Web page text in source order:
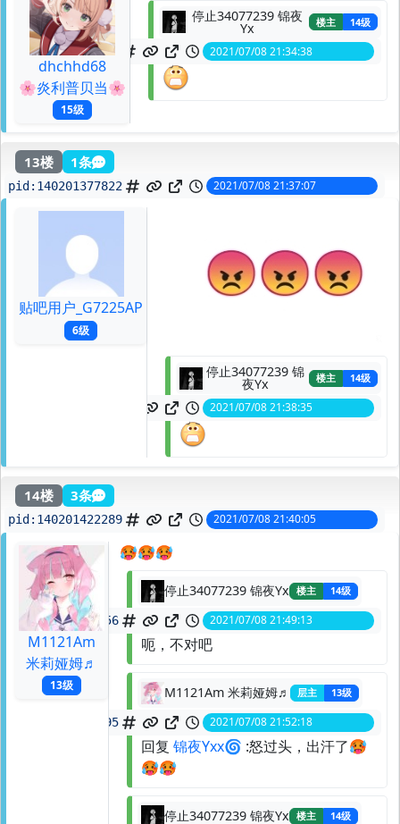
dhchhd68
🌸炎利普贝当🌸
15级
停止34077239 锦夜
Yx 楼主 14级
140201340053 2021/07/08 21:34:38
13楼 1条
pid: 140201377822 2021/07/08 21:37:07
贴吧用户_G7225AP
6级
停止34077239 锦
夜Yx 楼主 14级
2021/07/08 21:38:35
14楼 3条
pid: 140201422289 2021/07/08 21:40:05
M1121Am
米莉娅姆♬
13级
🥵🥵🥵
停止34077239 锦夜Yx 楼主 14级
140201562956 2021/07/08 21:49:13
呃，不对吧
M1121Am 米莉娅姆♬ 层主 13级
140201610595 2021/07/08 21:52:18
回复 锦夜Yxx🌀 :怒过头，出汗了🥵
🥵🥵
停止34077239 锦夜Yx 楼主 14级